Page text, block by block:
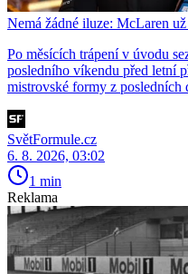
Nemá žádné iluze: McLaren
Po měsících trápení v úvodu
posledního víkendu před letní
mistrovské formy z posledních
SvětFormule.cz
6. 8. 2026, 03:02
1 min
Reklama